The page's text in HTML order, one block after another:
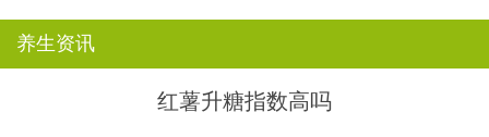
养生资讯
红薯升糖指数高吗